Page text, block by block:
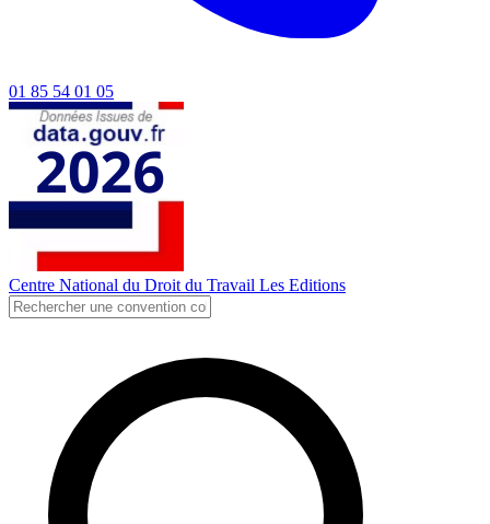
01 85 54 01 05
Centre National du Droit du Travail Les Editions